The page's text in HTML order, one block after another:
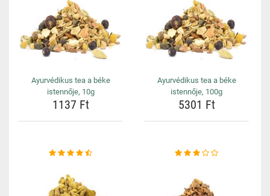
Ayurvédikus tea a béke
istennője, 10g
1137 Ft
Ayurvédikus tea a béke
istennője, 100g
5301 Ft